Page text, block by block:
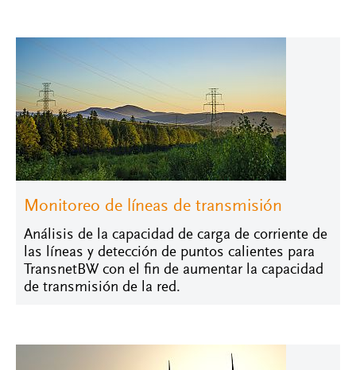
Monitoreo de líneas de transmisión
Análisis de la capacidad de carga de corriente de
las líneas y detección de puntos calientes para
TransnetBW con el fin de aumentar la capacidad
de transmisión de la red.